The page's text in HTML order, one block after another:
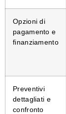
Opzioni di
pagamento e
finanziamento
Preventivi
dettagliati e
confronto